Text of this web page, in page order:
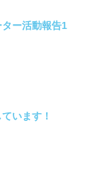
ー活動報告1
います！